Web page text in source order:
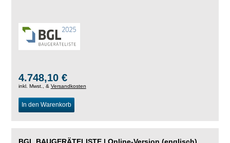
4.748,10 €
inkl. Mwst., & Versandkosten
In den Warenkorb